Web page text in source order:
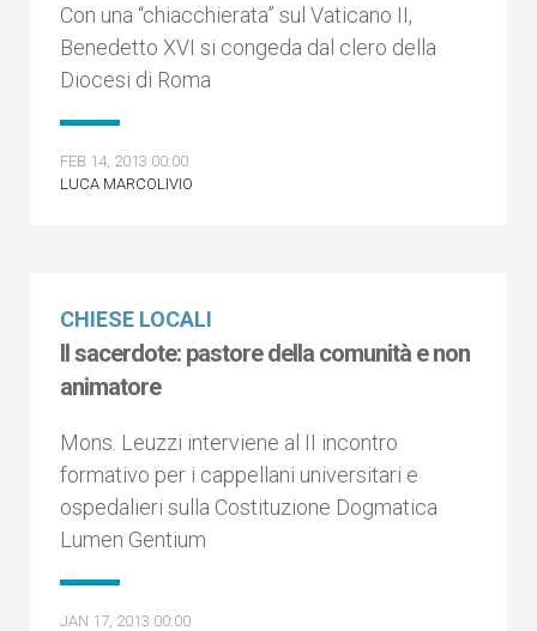
Con una “chiacchierata” sul Vaticano II,
Benedetto XVI si congeda dal clero della
Diocesi di Roma
FEB 14, 2013 00:00
LUCA MARCOLIVIO
CHIESE LOCALI
Il sacerdote: pastore della comunità e non
animatore
Mons. Leuzzi interviene al II incontro
formativo per i cappellani universitari e
ospedalieri sulla Costituzione Dogmatica
Lumen Gentium
JAN 17, 2013 00:00